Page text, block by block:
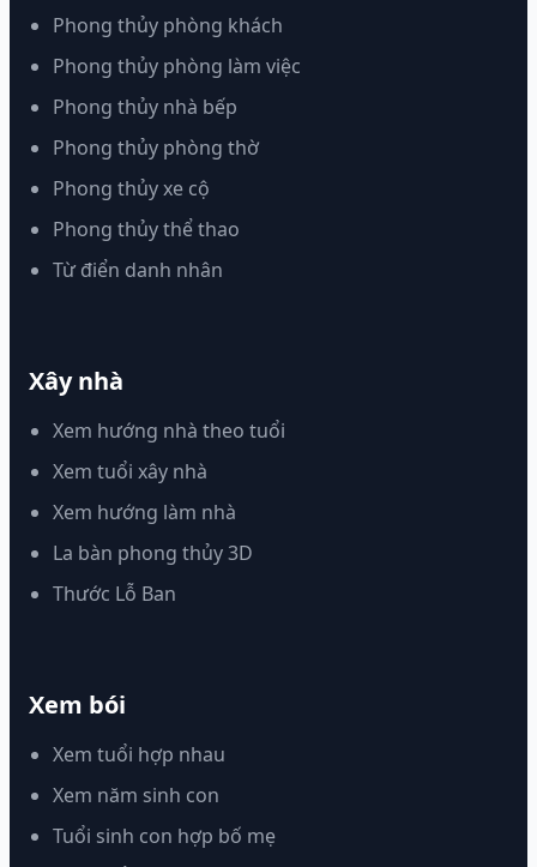
Phong thủy phòng khách
Phong thủy phòng làm việc
Phong thủy nhà bếp
Phong thủy phòng thờ
Phong thủy xe cộ
Phong thủy thể thao
Từ điển danh nhân
Xây nhà
Xem hướng nhà theo tuổi
Xem tuổi xây nhà
Xem hướng làm nhà
La bàn phong thủy 3D
Thước Lỗ Ban
Xem bói
Xem tuổi hợp nhau
Xem năm sinh con
Tuổi sinh con hợp bố mẹ